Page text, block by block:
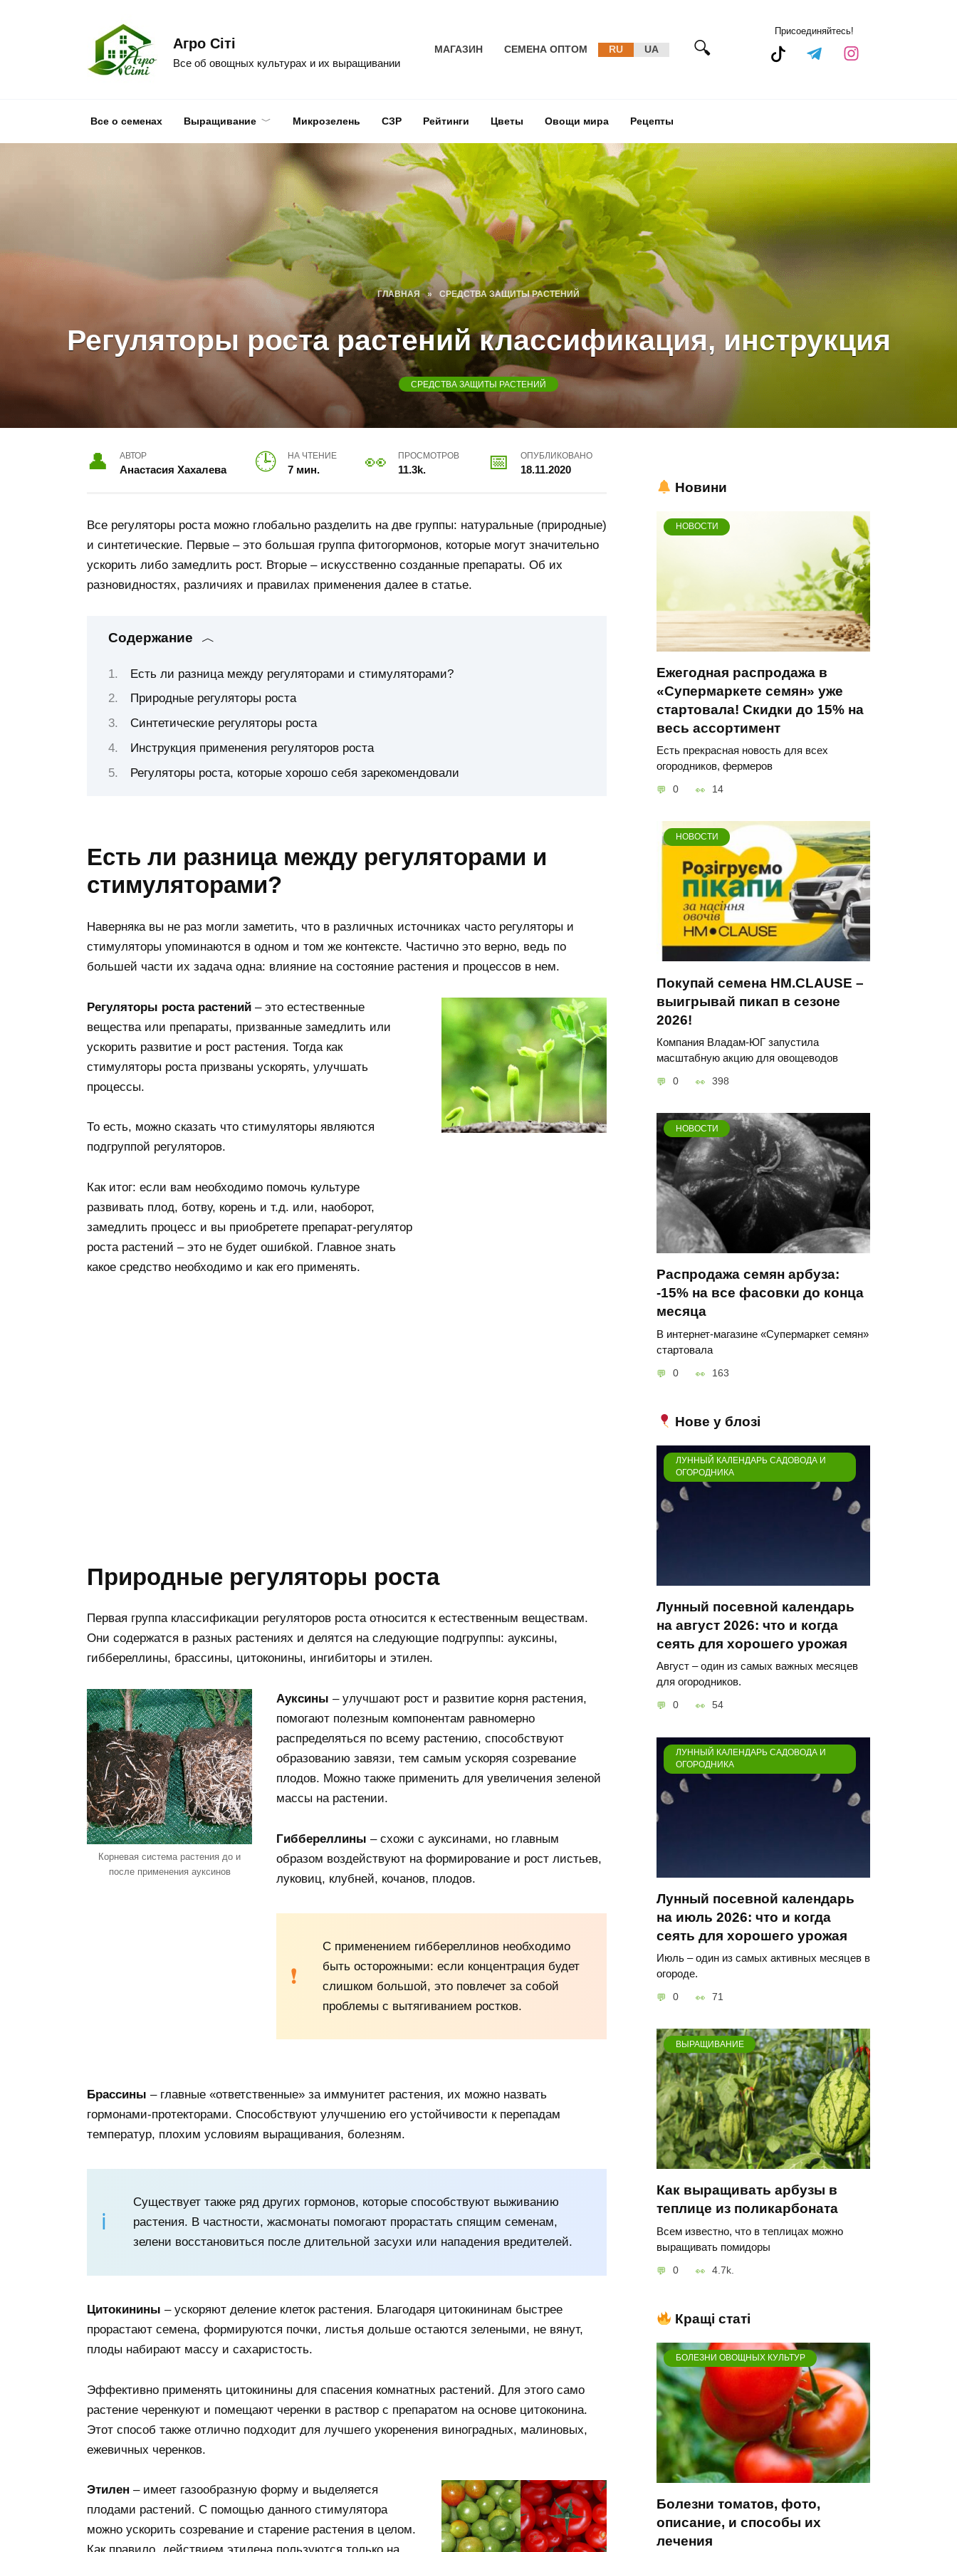
Агро Сіті
Все об овощных культурах и их выращивании
МАГАЗИН СЕМЕНА ОПТОМ RU UA
Присоединяйтесь!
Все о семенах Выращивание Микрозелень СЗР Рейтинги Цветы Овощи мира Рецепты
ГЛАВНАЯ » СРЕДСТВА ЗАЩИТЫ РАСТЕНИЙ
Регуляторы роста растений классификация, инструкция
СРЕДСТВА ЗАЩИТЫ РАСТЕНИЙ
АВТОР
Анастасия Хахалева
НА ЧТЕНИЕ
7 мин.
ПРОСМОТРОВ
11.3k.
ОПУБЛИКОВАНО
18.11.2020
Все регуляторы роста можно глобально разделить на две группы: натуральные (природные)
и синтетические. Первые – это большая группа фитогормонов, которые могут значительно
ускорить либо замедлить рост. Вторые – искусственно созданные препараты. Об их
разновидностях, различиях и правилах применения далее в статье.
Содержание
Есть ли разница между регуляторами и стимуляторами?
Природные регуляторы роста
Синтетические регуляторы роста
Инструкция применения регуляторов роста
Регуляторы роста, которые хорошо себя зарекомендовали
Есть ли разница между регуляторами и
стимуляторами?
Наверняка вы не раз могли заметить, что в различных источниках часто регуляторы и
стимуляторы упоминаются в одном и том же контексте. Частично это верно, ведь по
большей части их задача одна: влияние на состояние растения и процессов в нем.
Регуляторы роста растений – это естественные
вещества или препараты, призванные замедлить или
ускорить развитие и рост растения. Тогда как
стимуляторы роста призваны ускорять, улучшать
процессы.
То есть, можно сказать что стимуляторы являются
подгруппой регуляторов.
Как итог: если вам необходимо помочь культуре
развивать плод, ботву, корень и т.д. или, наоборот,
замедлить процесс и вы приобретете препарат-регулятор
роста растений – это не будет ошибкой. Главное знать
какое средство необходимо и как его применять.
Природные регуляторы роста
Первая группа классификации регуляторов роста относится к естественным веществам.
Они содержатся в разных растениях и делятся на следующие подгруппы: ауксины,
гиббереллины, брассины, цитоконины, ингибиторы и этилен.
Корневая система растения до и
после применения ауксинов
Ауксины – улучшают рост и развитие корня растения,
помогают полезным компонентам равномерно
распределяться по всему растению, способствуют
образованию завязи, тем самым ускоряя созревание
плодов. Можно также применить для увеличения зеленой
массы на растении.
Гиббереллины – схожи с ауксинами, но главным
образом воздействуют на формирование и рост листьев,
луковиц, клубней, кочанов, плодов.
С применением гиббереллинов необходимо
быть осторожными: если концентрация будет
слишком большой, это повлечет за собой
проблемы с вытягиванием ростков.
Брассины – главные «ответственные» за иммунитет растения, их можно назвать
гормонами-протекторами. Способствуют улучшению его устойчивости к перепадам
температур, плохим условиям выращивания, болезням.
Существует также ряд других гормонов, которые способствуют выживанию
растения. В частности, жасмонаты помогают прорастать спящим семенам,
зелени восстановиться после длительной засухи или нападения вредителей.
Цитокинины – ускоряют деление клеток растения. Благодаря цитокининам быстрее
прорастают семена, формируются почки, листья дольше остаются зелеными, не вянут,
плоды набирают массу и сахаристость.
Эффективно применять цитокинины для спасения комнатных растений. Для этого само
растение черенкуют и помещают черенки в раствор с препаратом на основе цитоконина.
Этот способ также отлично подходит для лучшего укоренения виноградных, малиновых,
ежевичных черенков.
Этилен – имеет газообразную форму и выделяется
плодами растений. С помощью данного стимулятора
можно ускорить созревание и старение растения в целом.
Новини
НОВОСТИ
Ежегодная распродажа в
«Супермаркете семян» уже
стартовала! Скидки до 15% на
весь ассортимент
Есть прекрасная новость для всех
огородников, фермеров
0 14
НОВОСТИ
Покупай семена HM.CLAUSE –
выигрывай пикап в сезоне
2026!
Компания Владам-ЮГ запустила
масштабную акцию для овощеводов
0 398
НОВОСТИ
Распродажа семян арбуза:
-15% на все фасовки до конца
месяца
В интернет-магазине «Супермаркет семян»
стартовала
0 163
Нове у блозі
ЛУННЫЙ КАЛЕНДАРЬ САДОВОДА И
ОГОРОДНИКА
Лунный посевной календарь
на август 2026: что и когда
сеять для хорошего урожая
Август – один из самых важных месяцев
для огородников.
0 54
ЛУННЫЙ КАЛЕНДАРЬ САДОВОДА И
ОГОРОДНИКА
Лунный посевной календарь
на июль 2026: что и когда
сеять для хорошего урожая
Июль – один из самых активных месяцев в
огороде.
0 71
ВЫРАЩИВАНИЕ
Как выращивать арбузы в
теплице из поликарбоната
Всем известно, что в теплицах можно
выращивать помидоры
0 4.7k.
Кращі статі
БОЛЕЗНИ ОВОЩНЫХ КУЛЬТУР
Болезни томатов, фото,
описание, и способы их
лечения